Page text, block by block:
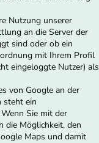
Nutzung unserer
an die Server der
sind oder ob ein
mit Ihrem Profil
eingeloggte Nutzer) als
von Google an der
steht ein
Sie mit der
die Möglichkeit, den
Maps und damit